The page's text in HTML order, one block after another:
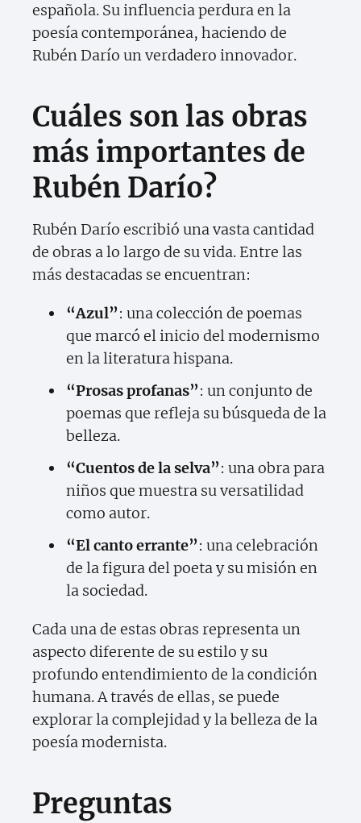
española. Su influencia perdura en la
poesía contemporánea, haciendo de
Rubén Darío un verdadero innovador.
Cuáles son las obras
más importantes de
Rubén Darío?
Rubén Darío escribió una vasta cantidad
de obras a lo largo de su vida. Entre las
más destacadas se encuentran:
“Azul”: una colección de poemas
que marcó el inicio del modernismo
en la literatura hispana.
“Prosas profanas”: un conjunto de
poemas que refleja su búsqueda de la
belleza.
“Cuentos de la selva”: una obra para
niños que muestra su versatilidad
como autor.
“El canto errante”: una celebración
de la figura del poeta y su misión en
la sociedad.
Cada una de estas obras representa un
aspecto diferente de su estilo y su
profundo entendimiento de la condición
humana. A través de ellas, se puede
explorar la complejidad y la belleza de la
poesía modernista.
Preguntas